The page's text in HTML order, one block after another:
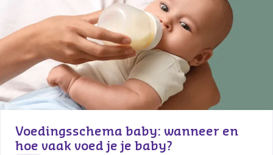
Voedingsschema baby: wanneer en
hoe vaak voed je je baby?